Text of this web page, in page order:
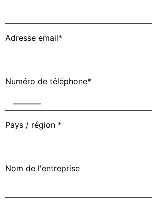
Adresse email*
Numéro de téléphone*
Pays / région *
Nom de l'entreprise